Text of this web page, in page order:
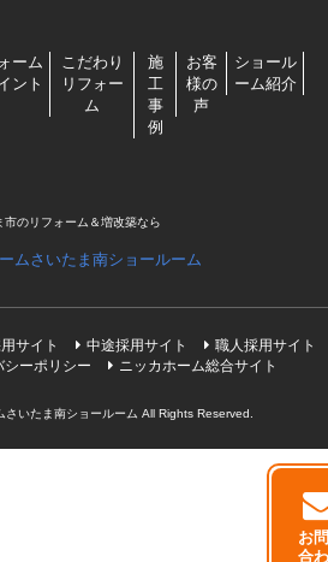
お
合
ーム
ント
こだわり
リフォー
ム
施
工
事
例
お客
様の
声
ショール
ーム紹介
市のリフォーム＆増改築なら
サイト 中途採用サイト
職人採用サイト
シーポリシー
ニッカホーム総合サイト
いたま南ショールーム All Rights Reserved.